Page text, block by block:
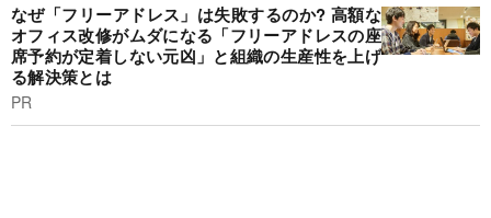
なぜ「フリーアドレス」は失敗するのか? 高額な
オフィス改修がムダになる「フリーアドレスの座
席予約が定着しない元凶」と組織の生産性を上げ
る解決策とは
PR